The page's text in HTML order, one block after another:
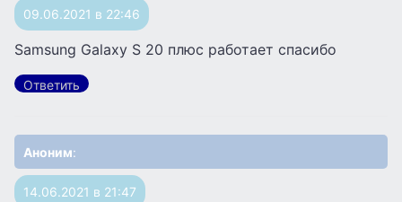
09.06.2021 в 22:46
Samsung Galaxy S 20 плюс работает спасибо
Ответить
Аноним:
14.06.2021 в 21:47